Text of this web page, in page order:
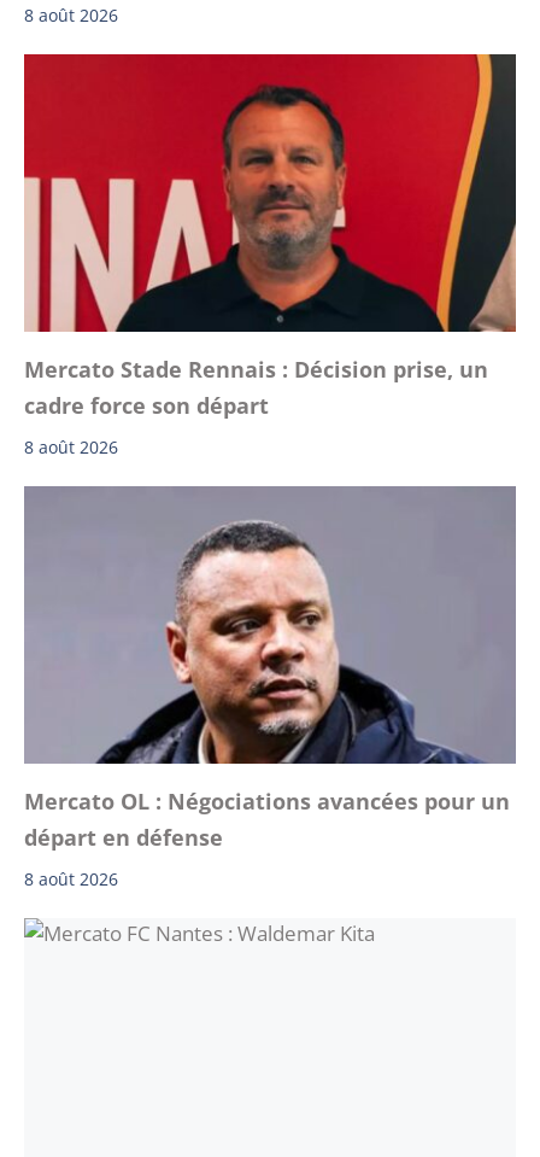
8 août 2026
Mercato Stade Rennais : Décision prise, un
cadre force son départ
8 août 2026
Mercato OL : Négociations avancées pour un
départ en défense
8 août 2026